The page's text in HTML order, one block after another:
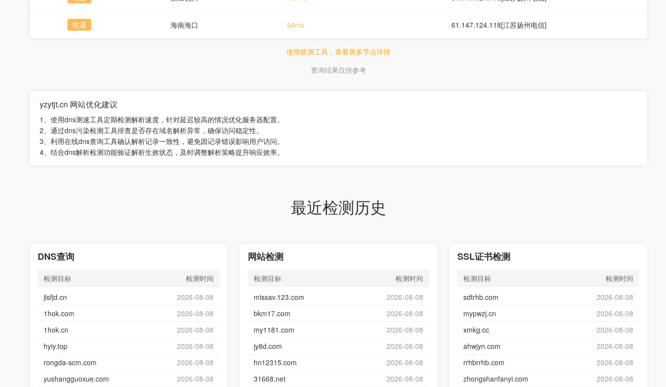
联通 海南海口 94ms 61.147.124.118[江苏扬州电信]
使用拨测工具，查看更多节点详情
查询结果仅供参考
yzytjt.cn 网站优化建议
1、使用dns测速工具定期检测解析速度，针对延迟较高的情况优化服务器配置。
2、通过dns污染检测工具排查是否存在域名解析异常，确保访问稳定性。
3、利用在线dns查询工具确认解析记录一致性，避免因记录错误影响用户访问。
4、结合dns解析检测功能验证解析生效状态，及时调整解析策略提升响应效率。
最近检测历史
DNS查询
检测目标
检测时间
jlsfjd.cn
2026-08-08
1hok.com
2026-08-08
1hok.cn
2026-08-08
hyiy.top
2026-08-08
rongda-scm.com
2026-08-08
yushangguoxue.com
2026-08-08
网站检测
检测目标
检测时间
missav.123.com
2026-08-08
bkm17.com
2026-08-08
my1181.com
2026-08-08
jy8d.com
2026-08-08
hn12315.com
2026-08-08
31668.net
2026-08-08
SSL证书检测
检测目标
检测时间
sdtrhb.com
2026-08-08
mypwzj.cn
2026-08-08
xmkg.cc
2026-08-08
ahwjyn.com
2026-08-08
rrhbrrhb.com
2026-08-08
zhongshanfanyi.com
2026-08-08